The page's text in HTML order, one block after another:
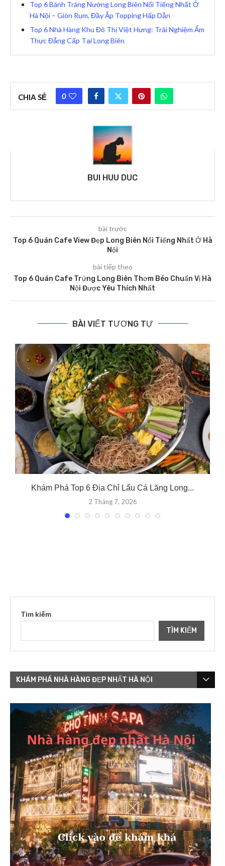
Top 6 Bánh Tráng Nướng Long Biên Nổi Tiếng Nhất Ở
Hà Nội – Giòn Rụm, Đầy Ắp Topping Hấp Dẫn
Top 6 Nhà Hàng Khu Đô Thị Việt Hưng: Trải Nghiệm Ẩm
Thực Đẳng Cấp Tại Long Biên
CHIA SẺ 0
BUI HUU DUC
bài trước
Top 6 Quán Cafe View Đẹp Long Biên Nổi Tiếng Nhất Ở Hà
Nội
bài tiếp theo
Top 6 Quán Cafe Trứng Long Biên Thơm Béo Chuẩn Vị Hà
Nội Được Yêu Thích Nhất
BÀI VIẾT TƯƠNG TỰ
Khám Phá Top 6 Địa Chỉ Lẩu Cá Lăng Long...
2 Tháng 7, 2026
Tìm kiếm
TÌM KIẾM
KHÁM PHÁ NHÀ HÀNG ĐẸP NHẤT HÀ NỘI